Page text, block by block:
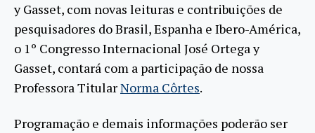
y Gasset, com novas leituras e contribuições de
pesquisadores do Brasil, Espanha e Ibero-América,
o 1º Congresso Internacional José Ortega y
Gasset, contará com a participação de nossa
Professora TitularNorma Côrtes.
Programação e demais informações poderão ser